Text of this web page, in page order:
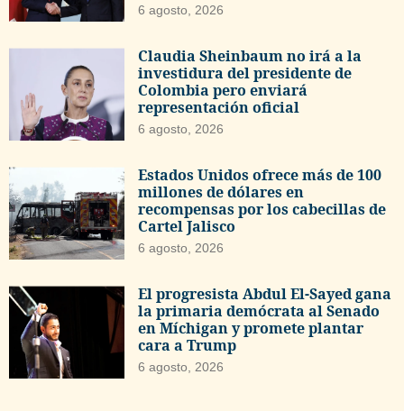
6 agosto, 2026
Claudia Sheinbaum no irá a la
investidura del presidente de
Colombia pero enviará
representación oficial
6 agosto, 2026
Estados Unidos ofrece más de 100
millones de dólares en
recompensas por los cabecillas de
Cartel Jalisco
6 agosto, 2026
El progresista Abdul El-Sayed gana
la primaria demócrata al Senado
en Míchigan y promete plantar
cara a Trump
6 agosto, 2026